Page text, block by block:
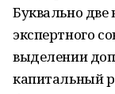
Буквально две
экспертного
выделении
капитальный